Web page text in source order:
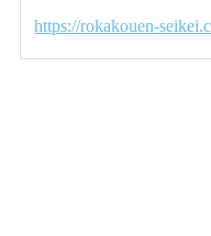
https://rokakouen-